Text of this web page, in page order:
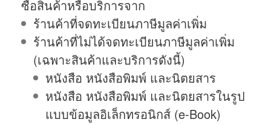
ซื้อสินค้าหรือบริการจาก
ร้านค้าที่จดทะเบียนภาษีมูลค่าเพิ่ม
ร้านค้าที่ไม่ได้จดทะเบียนภาษีมูลค่าเพิ่ม
(เฉพาะสินค้าและบริการดังนี้)
หนังสือ หนังสือพิมพ์ และนิตยสาร
หนังสือ หนังสือพิมพ์ และนิตยสารในรูป
แบบข้อมูลอิเล็กทรอนิกส์ (e-Book)